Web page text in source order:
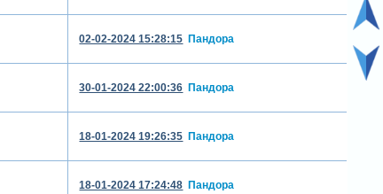
02-02-2024 15:28:15 Пандора
30-01-2024 22:00:36 Пандора
18-01-2024 19:26:35 Пандора
18-01-2024 17:24:48 Пандора